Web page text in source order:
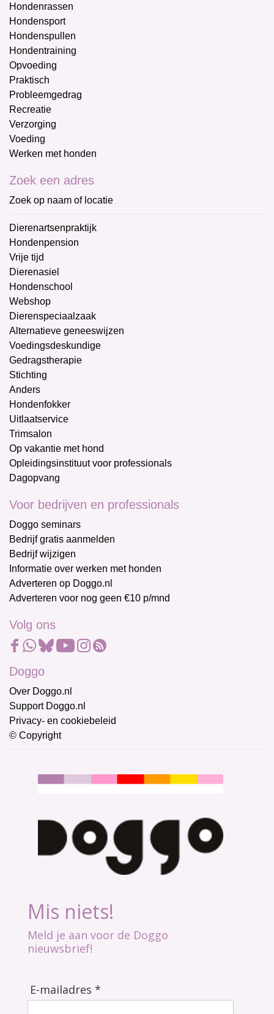
Hondenrassen
Hondensport
Hondenspullen
Hondentraining
Opvoeding
Praktisch
Probleemgedrag
Recreatie
Verzorging
Voeding
Werken met honden
Zoek een adres
Zoek op naam of locatie
Dierenartsenpraktijk
Hondenpension
Vrije tijd
Dierenasiel
Hondenschool
Webshop
Dierenspeciaalzaak
Alternatieve geneeswijzen
Voedingsdeskundige
Gedragstherapie
Stichting
Anders
Hondenfokker
Uitlaatservice
Trimsalon
Op vakantie met hond
Opleidingsinstituut voor professionals
Dagopvang
Voor bedrijven en professionals
Doggo seminars
Bedrijf gratis aanmelden
Bedrijf wijzigen
Informatie over werken met honden
Adverteren op Doggo.nl
Adverteren voor nog geen €10 p/mnd
Volg ons
Doggo
Over Doggo.nl
Support Doggo.nl
Privacy- en cookiebeleid
© Copyright
Mis niets!
Meld je aan voor de Doggo
nieuwsbrief!
E-mailadres *